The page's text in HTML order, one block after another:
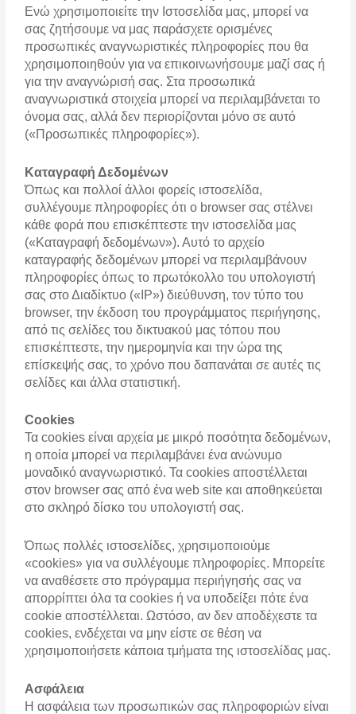
Ενώ χρησιμοποιείτε την Ιστοσελίδα μας, μπορεί να
σας ζητήσουμε να μας παράσχετε ορισμένες
προσωπικές αναγνωριστικές πληροφορίες που θα
χρησιμοποιηθούν για να επικοινωνήσουμε μαζί σας ή
για την αναγνώρισή σας. Στα προσωπικά
αναγνωριστικά στοιχεία μπορεί να περιλαμβάνεται το
όνομα σας, αλλά δεν περιορίζονται μόνο σε αυτό
(«Προσωπικές πληροφορίες»).
Καταγραφή Δεδομένων
Όπως και πολλοί άλλοι φορείς ιστοσελίδα,
συλλέγουμε πληροφορίες ότι ο browser σας στέλνει
κάθε φορά που επισκέπτεστε την ιστοσελίδα μας
(«Καταγραφή δεδομένων»). Αυτό το αρχείο
καταγραφής δεδομένων μπορεί να περιλαμβάνουν
πληροφορίες όπως το πρωτόκολλο του υπολογιστή
σας στο Διαδίκτυο («IP») διεύθυνση, τον τύπο του
browser, την έκδοση του προγράμματος περιήγησης,
από τις σελίδες του δικτυακού μας τόπου που
επισκέπτεστε, την ημερομηνία και την ώρα της
επίσκεψής σας, το χρόνο που δαπανάται σε αυτές τις
σελίδες και άλλα στατιστική.
Cookies
Τα cookies είναι αρχεία με μικρό ποσότητα δεδομένων,
η οποία μπορεί να περιλαμβάνει ένα ανώνυμο
μοναδικό αναγνωριστικό. Τα cookies αποστέλλεται
στον browser σας από ένα web site και αποθηκεύεται
στο σκληρό δίσκο του υπολογιστή σας.
Όπως πολλές ιστοσελίδες, χρησιμοποιούμε
«cookies» για να συλλέγουμε πληροφορίες. Μπορείτε
να αναθέσετε στο πρόγραμμα περιήγησής σας να
απορρίπτει όλα τα cookies ή να υποδείξει πότε ένα
cookie αποστέλλεται. Ωστόσο, αν δεν αποδέχεστε τα
cookies, ενδέχεται να μην είστε σε θέση να
χρησιμοποιήσετε κάποια τμήματα της ιστοσελίδας μας.
Ασφάλεια
Η ασφάλεια των προσωπικών σας πληροφοριών είναι